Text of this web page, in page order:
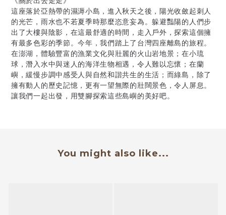
這座落於亞熱帶的濕溽小島，進入秋天之後，陽光收斂起刺人
的光芒，雨水也不若夏季時那麼恣意妄為。躲避豔陽的人們步
出了大樓與陰影，在這最舒適的時間，走入戶外，探索這個擁
有最多色彩的季節。今年，我們踏上了台灣四座離島的旅程。
在澎湖，體驗豐富的漁業文化與壯麗的火山岩地景；在小琉
球，潛入水中與迷人的海洋生物相遇，令人難以忘懷；在蘭
嶼，緩慢步調中感受人與自然和諧共生的生活；而綠島，除了
擁有動人的歷史記憶，更有一望無際的壯闊景色，令人屏息。
讓我們一起出發，用雙腳探索這些島嶼的美好吧。
You might also like...